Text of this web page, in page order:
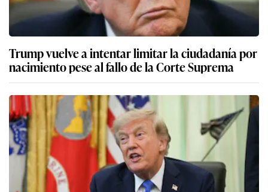
Trump vuelve a intentar limitar la ciudadanía por
nacimiento pese al fallo de la Corte Suprema